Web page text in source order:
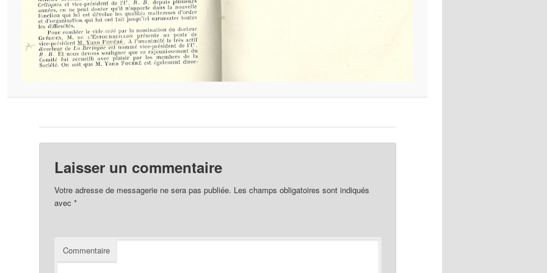
Laisser un commentaire
Votre adresse de messagerie ne sera pas publiée. Les champs obligatoires sont indiqués
avec*
Commentaire